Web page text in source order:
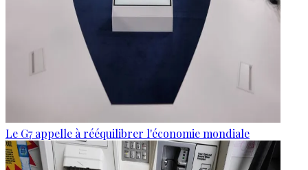
Le G7 appelle à rééquilibrer l'économie mondiale